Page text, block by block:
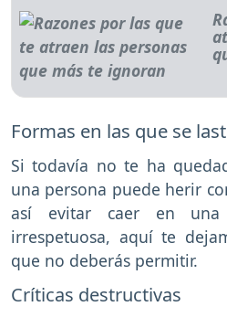
Formas en las que se
Si todavía no te ha
una persona puede herir
así evitar caer en una
irrespetuosa, aquí te
que no deberás permitir.
Críticas destructivas